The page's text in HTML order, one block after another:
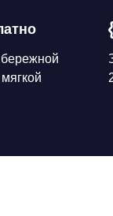
бережной